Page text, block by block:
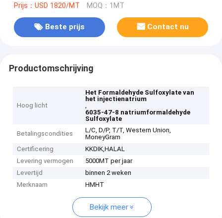
Prijs：USD 1820/MT MOQ：1MT
Beste prijs Contact nu
Productomschrijving
Hoog licht
Het Formaldehyde Sulfoxylate van
het injectienatrium
,
6035-47-8 natriumformaldehyde
Sulfoxylate
Betalingscondities
L/C, D/P, T/T, Western Union,
MoneyGram
Certificering
KKDIK,HALAL
Levering vermogen
5000MT per jaar
Levertijd
binnen 2 weken
Merknaam
HMHT
Bekijk meer